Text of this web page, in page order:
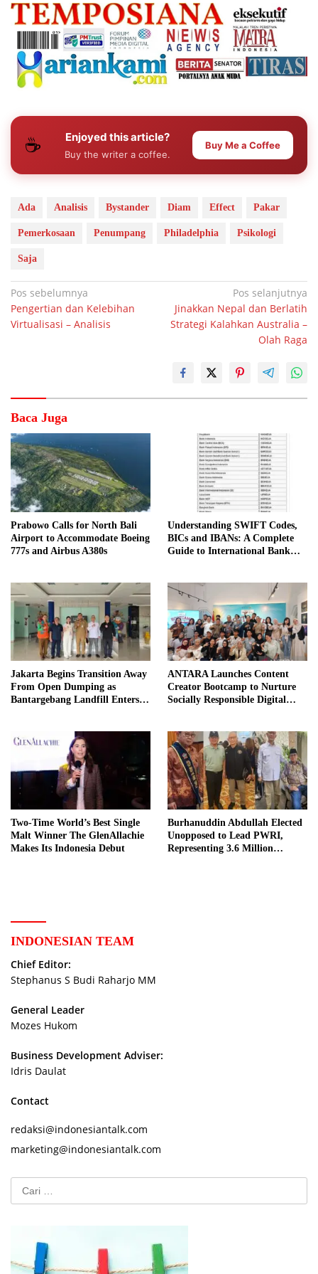
☕ Enjoyed this article?
Buy the writer a coffee.
Buy Me a Coffee
Ada Analisis Bystander Diam Effect Pakar
Pemerkosaan Penumpang Philadelphia Psikologi
Saja
Navigasi
pos
Pos sebelumnya
Pengertian dan Kelebihan
Virtualisasi – Analisis
Pos selanjutnya
Jinakkan Nepal dan Berlatih
Strategi Kalahkan Australia –
Olah Raga
Baca Juga
Prabowo Calls for North Bali
Airport to Accommodate Boeing
777s and Airbus A380s
Understanding SWIFT Codes,
BICs and IBANs: A Complete
Guide to International Bank
Jakarta Begins Transition Away
From Open Dumping as
Bantargebang Landfill Enters
ANTARA Launches Content
Creator Bootcamp to Nurture
Socially Responsible Digital
Two-Time World’s Best Single
Malt Winner The GlenAllachie
Makes Its Indonesia Debut
Burhanuddin Abdullah Elected
Unopposed to Lead PWRI,
Representing 3.6 Million
INDONESIAN TEAM
Chief Editor:
Stephanus S Budi Raharjo MM
General Leader
Mozes Hukom
Business Development Adviser:
Idris Daulat
Contact
redaksi@indonesiantalk.com
marketing@indonesiantalk.com
Cari
untuk: